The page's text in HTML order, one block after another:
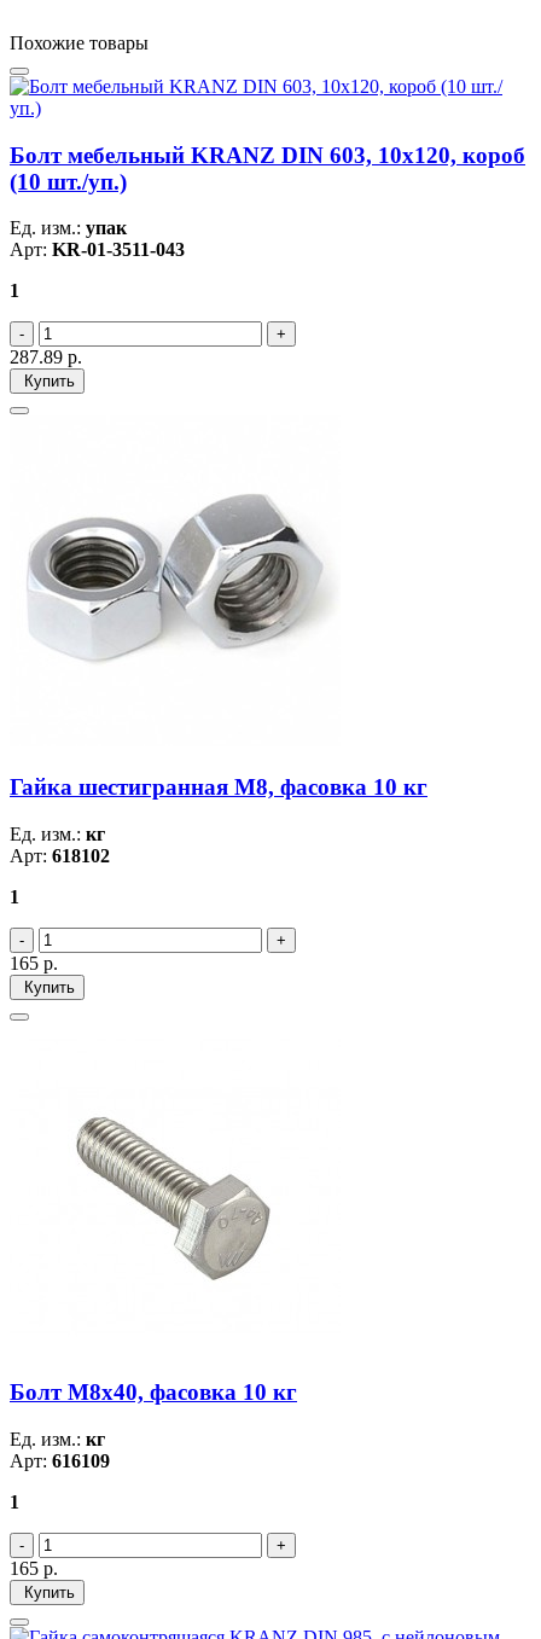
Похожие товары
Болт мебельный KRANZ DIN 603, 10х120, короб
(10 шт./уп.)
Ед. изм.: упак
Арт: KR-01-3511-043
1
287.89 р.
Купить
Гайка шестигранная М8, фасовка 10 кг
Ед. изм.: кг
Арт: 618102
1
165 р.
Купить
Болт М8х40, фасовка 10 кг
Ед. изм.: кг
Арт: 616109
1
165 р.
Купить